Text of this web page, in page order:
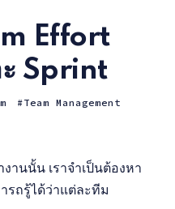
Effort
ะ Sprint
Team Management
านนั้น เราจำเป็นต้องหา
รถรู้ได้ว่าแต่ละทีม